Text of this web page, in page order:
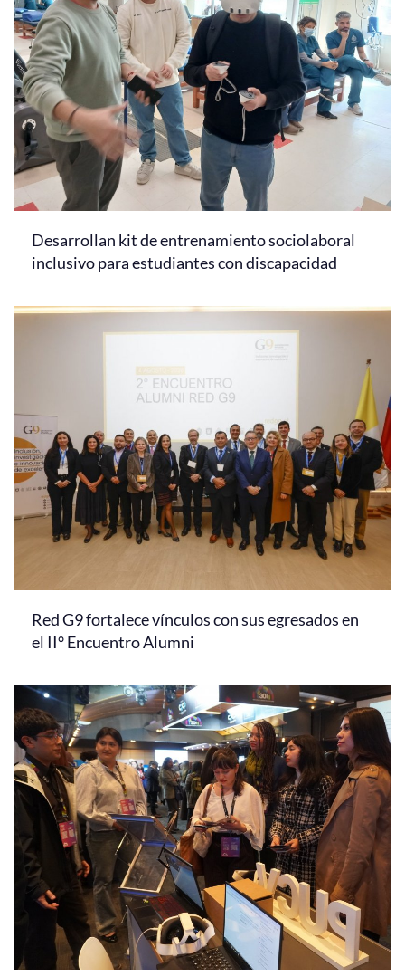
Desarrollan kit de entrenamiento sociolaboral
inclusivo para estudiantes con discapacidad
Red G9 fortalece vínculos con sus egresados en
el II° Encuentro Alumni